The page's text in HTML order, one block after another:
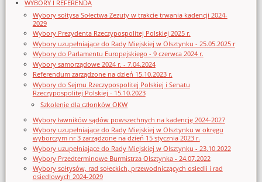
WYBORY I REFERENDA
Wybory sołtysa Sołectwa Zezuty w trakcie trwania kadencji 2024-
2029
Wybory Prezydenta Rzeczypospolitej Polskiej 2025 r.
Wybory uzupełniające do Rady Miejskiej w Olsztynku - 25.05.2025 r
Wybory do Parlamentu Europejskiego - 9 czerwca 2024 r.
Wybory samorządowe 2024 r. - 7.04.2024
Referendum zarządzone na dzień 15.10.2023 r.
Wybory do Sejmu Rzeczypospolitej Polskiej i Senatu
Rzeczypospolitej Polskiej - 15.10.2023
Szkolenie dla członków OKW
Wybory ławników sądów powszechnych na kadencję 2024-2027
Wybory uzupełniające do Rady Miejskiej w Olsztynku w okręgu
wyborczym nr 3 zarządzone na dzień 15 stycznia 2023 r.
Wybory uzupełniające do Rady Miejskiej w Olsztynku - 23.10.2022
Wybory Przedterminowe Burmistrza Olsztynka - 24.07.2022
Wybory sołtysów, rad sołeckich, przewodniczących osiedli i rad
osiedlowych 2024-2029